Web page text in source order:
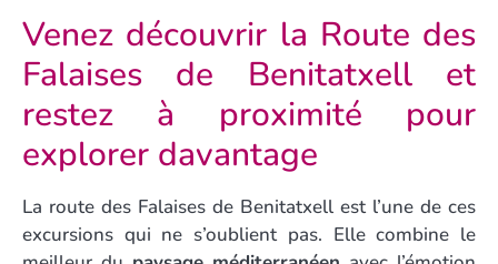
Venez découvrir la Route des
Falaises de Benitatxell et
restez à proximité pour
explorer davantage
La route des Falaises de Benitatxell est l’une de ces
excursions qui ne s’oublient pas. Elle combine le